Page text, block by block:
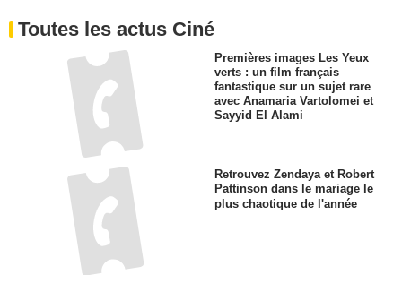
Toutes les actus Ciné
Premières images Les Yeux
verts : un film français
fantastique sur un sujet rare
avec Anamaria Vartolomei et
Sayyid El Alami
Retrouvez Zendaya et Robert
Pattinson dans le mariage le
plus chaotique de l'année